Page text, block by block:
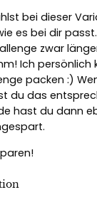
bei dieser
es bei dir
zwar
Ich persönlich
packen :)
du das
hast du dann